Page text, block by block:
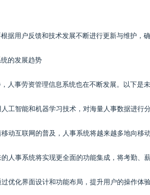
据用户反馈和技术发展不断进行更新与维护，
的发展趋势
人事劳资管理信息系统也在不断发展。以下是
工智能和机器学习技术，对海量人事数据进行
动互联网的普及，人事系统将越来越多地向移
人事系统将实现更全面的功能集成，将考勤、
优化界面设计和功能布局，提升用户的操作体